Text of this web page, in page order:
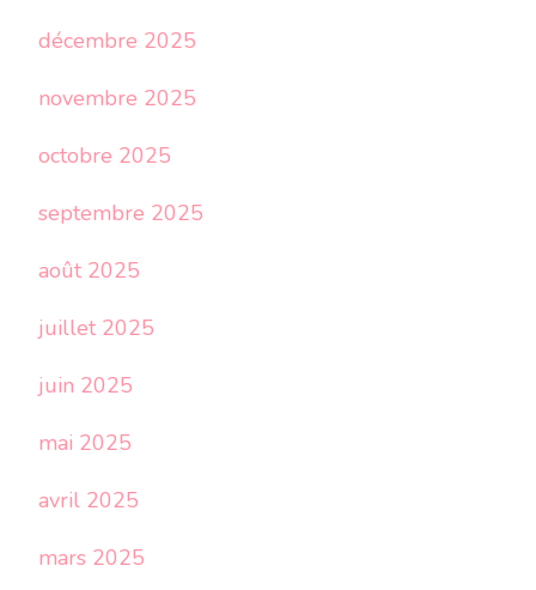
décembre 2025
novembre 2025
octobre 2025
septembre 2025
août 2025
juillet 2025
juin 2025
mai 2025
avril 2025
mars 2025